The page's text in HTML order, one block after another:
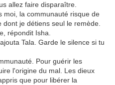
allez faire disparaître.
moi, la communauté risque de
je détiens seul le remède.
répondit Isha.
Tala. Garde le silence si tu
Pour guérir les
l'origine du mal. Les dieux
que pour libérer la